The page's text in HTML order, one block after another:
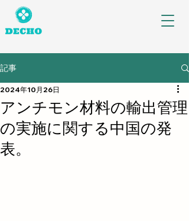
記事
アンチモン材料の輸出管理
の実施に関する中国の発
表。
2024年10月26日